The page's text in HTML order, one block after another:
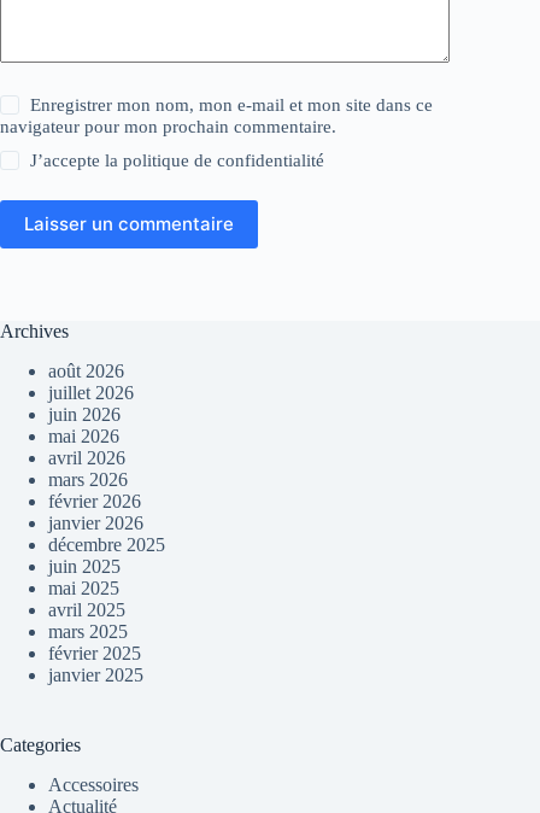
Enregistrer mon nom, mon e-mail et mon site dans ce
navigateur pour mon prochain commentaire.
J’accepte lapolitique de confidentialité
Laisser un commentaire
Archives
août 2026
juillet 2026
juin 2026
mai 2026
avril 2026
mars 2026
février 2026
janvier 2026
décembre 2025
juin 2025
mai 2025
avril 2025
mars 2025
février 2025
janvier 2025
Categories
Accessoires
Actualité